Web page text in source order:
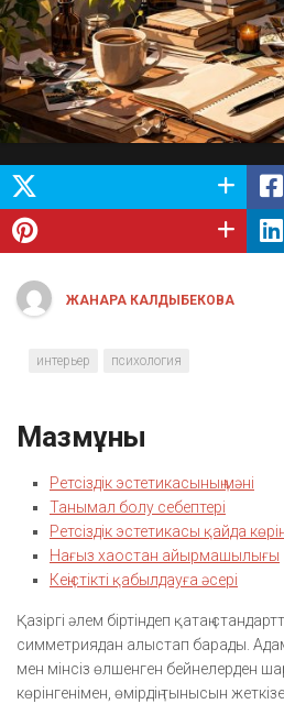
ЖАНАРА КАЛДЫБЕКОВА
интерьер психология
Мазмұны
Ретсіздік эстетикасының мәні
Танымал болу себептері
Ретсіздік эстетикасы қайда
Нағыз хаостан айырмашылығы
Кеңістікті қабылдауға әсері
Қазіргі әлем біртіндеп қатаң
симметриядан алыстап барады.
мен мінсіз өлшенген бейнелерден
көрінгенімен, өмірдің тынысын